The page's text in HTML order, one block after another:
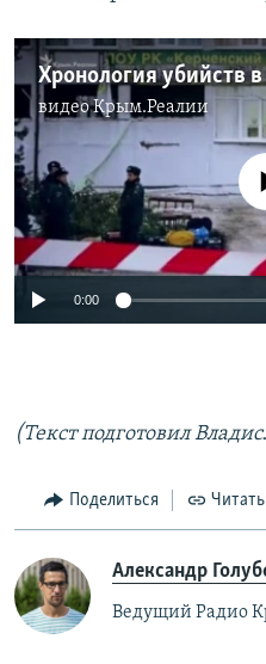
Хронология убийств
видеоКрым.Реалии
No media
0:00
(Текст подготовил
Поделиться
Александр
Ведущий Радио